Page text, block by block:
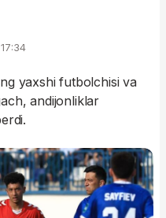
yaxshi futbolchisi va
andijonliklar